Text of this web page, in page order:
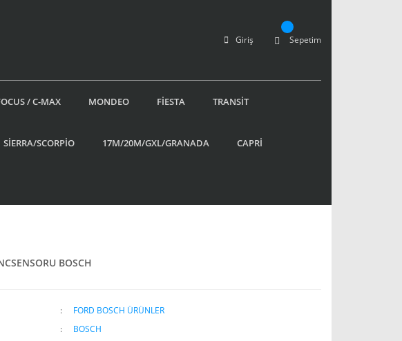
Giriş Sepetim
/ C-MAX MONDEO FİESTA TRANSİT
SİERRA/SCORPİO 17M/20M/GXL/GRANADA CAPRİ
BOSCH
FORD BOSCH ÜRÜNLER
BOSCH